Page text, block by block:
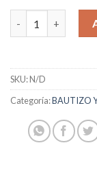
VESTIDO
SKU:N/D
Categoría:BAUTIZO